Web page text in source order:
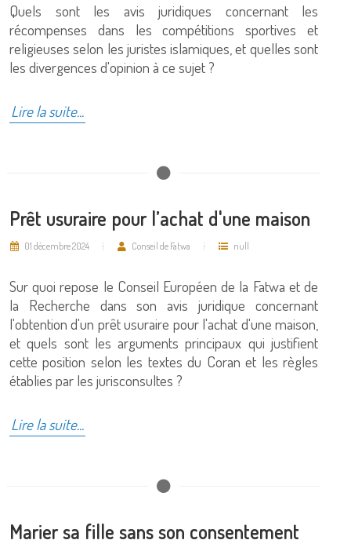
Quels sont les avis juridiques concernant les
récompenses dans les compétitions sportives et
religieuses selon les juristes islamiques, et quelles sont
les divergences d'opinion à ce sujet ?
Lire la suite...
Prêt usuraire pour l’achat d'une maison
01 décembre 2024 Conseil de Fatwa null
Sur quoi repose le Conseil Européen de la Fatwa et de
la Recherche dans son avis juridique concernant
l'obtention d'un prêt usuraire pour l'achat d'une maison,
et quels sont les arguments principaux qui justifient
cette position selon les textes du Coran et les règles
établies par les jurisconsultes ?
Lire la suite...
Marier sa fille sans son consentement